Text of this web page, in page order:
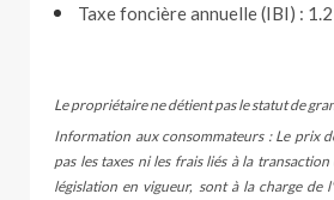
Taxe foncière annuelle (IBI) :
Le propriétaire ne détient pas le statut de
Information aux consommateurs : Le prix
pas les taxes ni les frais liés à la
législation en vigueur, sont à la charge de